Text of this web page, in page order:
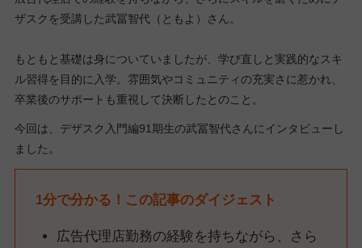
ザスクを受講した武冨智代（ともよ）さん。
もともと基礎は身についていましたが、学び直しと実践的なスキ
ル習得を目的に入学。雰囲気やコミュニティの充実さに惹かれ、
卒業後のサポートも重視して決断したとのこと。
今回は、デザスク入門編91期生の武冨智代さんにインタビューし
ました。
1分で分かる！この記事のダイジェスト
広告代理店勤務の経験を持ちながら、さら